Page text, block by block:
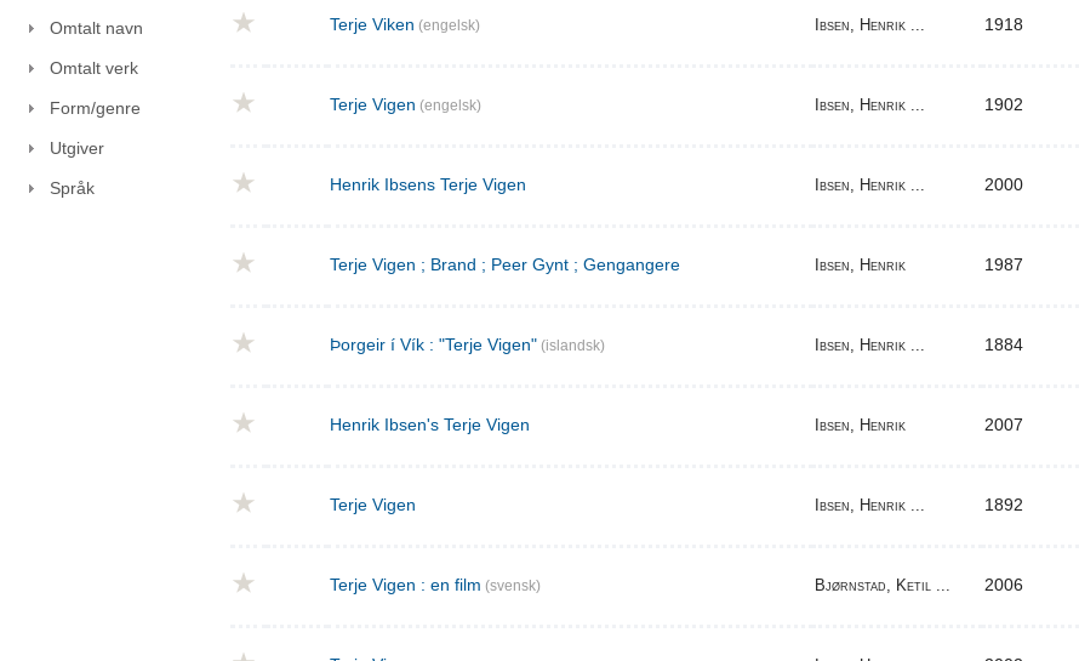
Omtalt navn
Omtalt verk
Form/genre
Utgiver
Språk
Terje Viken (engelsk) Ibsen, Henrik ... 1918
Terje Vigen (engelsk) Ibsen, Henrik ... 1902
Henrik Ibsens Terje Vigen Ibsen, Henrik ... 2000
Terje Vigen ; Brand ; Peer Gynt ; Gengangere Ibsen, Henrik 1987
Þorgeir í Vík : "Terje Vigen" (islandsk) Ibsen, Henrik ... 1884
Henrik Ibsen's Terje Vigen Ibsen, Henrik 2007
Terje Vigen Ibsen, Henrik ... 1892
Terje Vigen : en film (svensk) Bjørnstad, Ketil ... 2006